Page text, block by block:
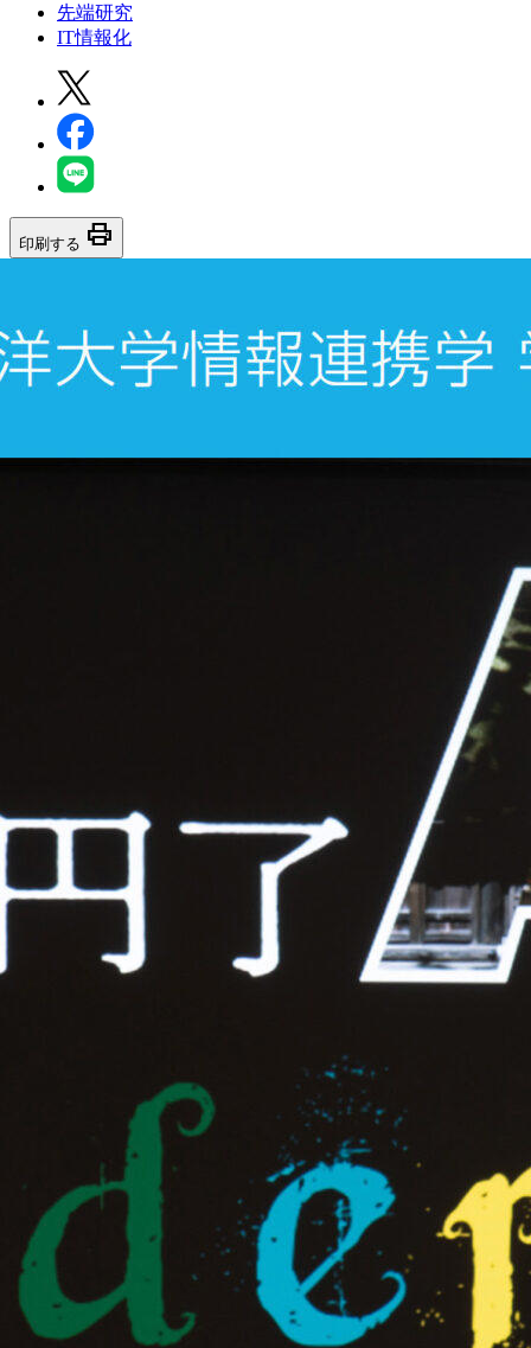
先端研究
IT情報化
印刷する print